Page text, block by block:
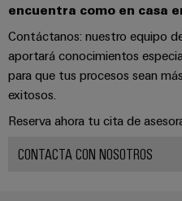
encuentra como en casa
Contáctanos: nuestro equipo
aportará conocimientos
para que tus procesos sean
exitosos.
Reserva ahora tu cita de
CONTACTA CON NOSOTROS